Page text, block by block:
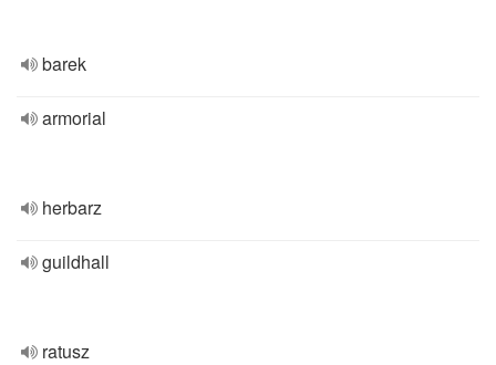
barek
armorial
herbarz
guildhall
ratusz